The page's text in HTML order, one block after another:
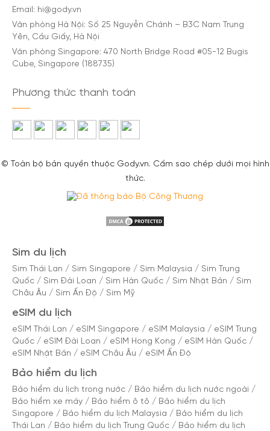
Email: hi@gody.vn
Văn phòng Hà Nội: Số 25 Nguyễn Chánh – B3C Nam Trung
Yên, Cầu Giấy, Hà Nội
Văn phòng Singapore: 470 North Bridge Road #05-12 Bugis
Cube, Singapore (188735)
Phương thức thanh toán
© Toàn bộ bản quyền thuộc Gody.vn. Cấm sao chép dưới mọi hình
thức.
Sim du lịch
Sim Thái Lan / Sim Singapore / Sim Malaysia / Sim Trung
Quốc / Sim Đài Loan / Sim Hàn Quốc / Sim Nhật Bản / Sim
Châu Âu / Sim Ấn Độ / Sim Mỹ
eSIM du lịch
eSIM Thái Lan / eSIM Singapore / eSIM Malaysia / eSIM Trung
Quốc / eSIM Đài Loan / eSIM Hong Kong / eSIM Hàn Quốc /
eSIM Nhật Bản / eSIM Châu Âu / eSIM Ấn Độ
Bảo hiểm du lịch
Bảo hiểm du lịch trong nước / Bảo hiểm du lịch nước ngoài /
Bảo hiểm xe máy / Bảo hiểm ô tô / Bảo hiểm du lịch
Singapore / Bảo hiểm du lịch Malaysia / Bảo hiểm du lịch
Thái Lan / Bảo hiểm du lịch Trung Quốc / Bảo hiểm du lịch